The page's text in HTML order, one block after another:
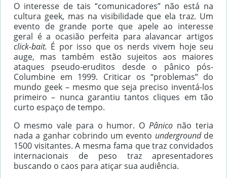
O interesse de tais “comunicadores” não está na
cultura geek, mas na visibilidade que ela traz. Um
evento de grande porte que apele ao interesse
geral é a ocasião perfeita para alavancar artigos
click-bait. É por isso que os nerds vivem hoje seu
auge, mas também estão sujeitos aos maiores
ataques pseudo-eruditos desde o pânico pós-
Columbine em 1999. Criticar os “problemas” do
mundo geek – mesmo que seja preciso inventá-los
primeiro – nunca garantiu tantos cliques em tão
curto espaço de tempo.
O mesmo vale para o humor. OPânico não teria
nada a ganhar cobrindo um evento underground de
1500 visitantes. A mesma fama que traz convidados
internacionais de peso traz apresentadores
buscando o caos para atiçar sua audiência.